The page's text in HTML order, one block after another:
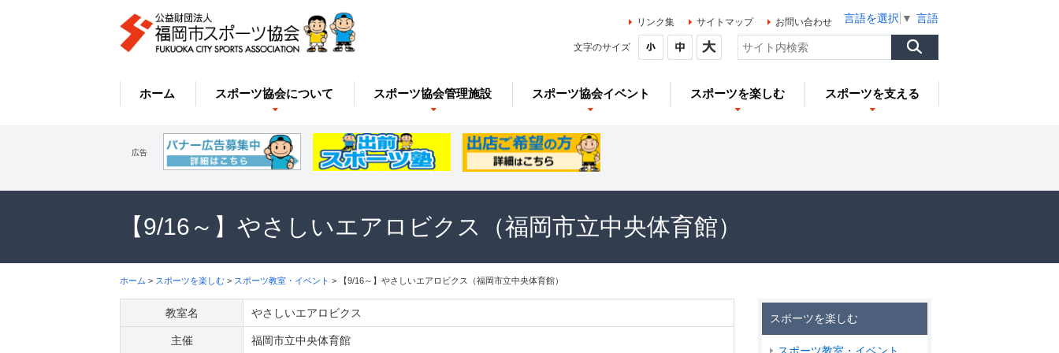
リンク集 サイトマップ お問い合わせ 言語を選択 ▼ 言語を選択
文字のサイズ
ホーム スポーツ協会について スポーツ協会管理施設 スポーツ協会イベント スポーツを楽しむ スポーツを支える
広告
【9/16～】やさしいエアロビクス（福岡市立中央体育館）
ホーム > スポーツを楽しむ > スポーツ教室・イベント > 【9/16～】やさしいエアロビクス（福岡市立中央体育館）
スポーツを楽しむ
教室名 やさしいエアロビクス
主催 福岡市立中央体育館